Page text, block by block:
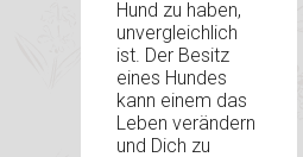
Hund zu haben,
unvergleichlich
ist. Der Besitz
eines Hundes
kann einem das
Leben verändern
und Dich zu